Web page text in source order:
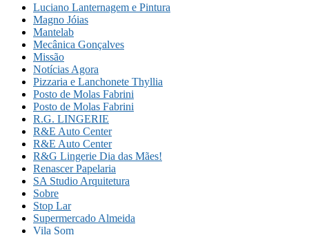
Luciano Lanternagem e Pintura
Magno Jóias
Mantelab
Mecânica Gonçalves
Missão
Notícias Agora
Pizzaria e Lanchonete Thyllia
Posto de Molas Fabrini
Posto de Molas Fabrini
R.G. LINGERIE
R&E Auto Center
R&E Auto Center
R&G Lingerie Dia das Mães!
Renascer Papelaria
SA Studio Arquitetura
Sobre
Stop Lar
Supermercado Almeida
Vila Som